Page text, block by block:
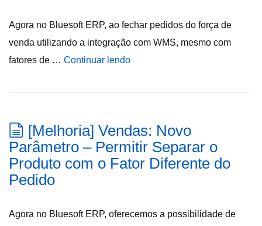
Agora no Bluesoft ERP, ao fechar pedidos do força de
venda utilizando a integração com WMS, mesmo com
fatores de … Continuar lendo
[Melhoria] Vendas: Novo
Parâmetro – Permitir Separar o
Produto com o Fator Diferente do
Pedido
Agora no Bluesoft ERP, oferecemos a possibilidade de